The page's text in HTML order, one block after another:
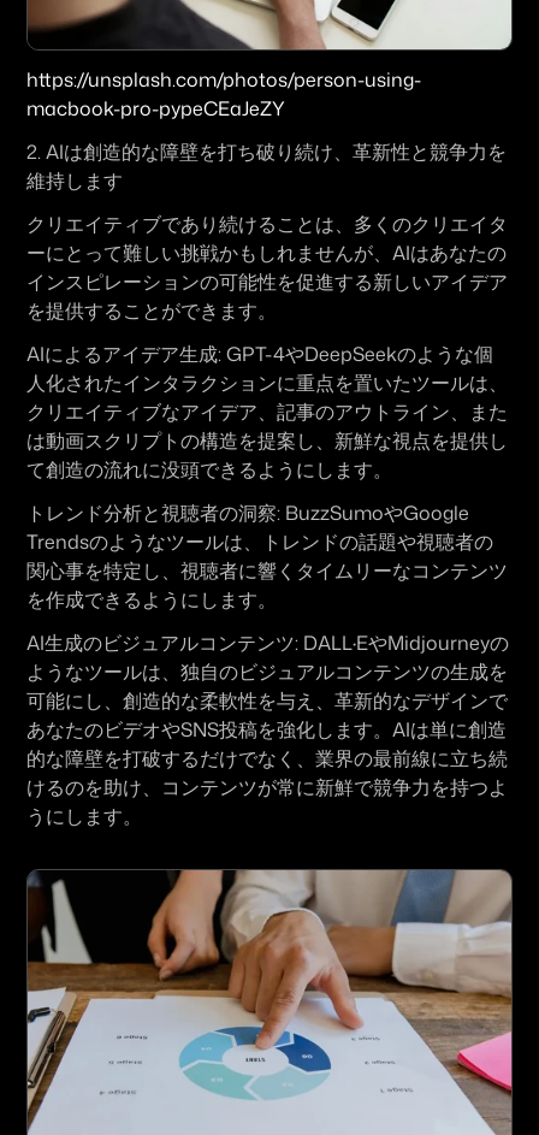
https://unsplash.com/photos/person-using-
macbook-pro-pypeCEaJeZY
2. AIは創造的な障壁を打ち破り続け、革新性と競争力を
維持します
クリエイティブであり続けることは、多くのクリエイタ
ーにとって難しい挑戦かもしれませんが、AIはあなたの
インスピレーションの可能性を促進する新しいアイデア
を提供することができます。
AIによるアイデア生成: GPT-4やDeepSeekのような個
人化されたインタラクションに重点を置いたツールは、
クリエイティブなアイデア、記事のアウトライン、また
は動画スクリプトの構造を提案し、新鮮な視点を提供し
て創造の流れに没頭できるようにします。
トレンド分析と視聴者の洞察: BuzzSumoやGoogle
Trendsのようなツールは、トレンドの話題や視聴者の
関心事を特定し、視聴者に響くタイムリーなコンテンツ
を作成できるようにします。
AI生成のビジュアルコンテンツ: DALL·EやMidjourneyの
ようなツールは、独自のビジュアルコンテンツの生成を
可能にし、創造的な柔軟性を与え、革新的なデザインで
あなたのビデオやSNS投稿を強化します。AIは単に創造
的な障壁を打破するだけでなく、業界の最前線に立ち続
けるのを助け、コンテンツが常に新鮮で競争力を持つよ
うにします。